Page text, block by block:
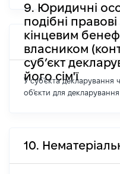
9. Юридичні
подібні
кінцевим
власником
суб’єкт
його сім'ї
У суб'єкта декларування
об'єкти для декларування
10.